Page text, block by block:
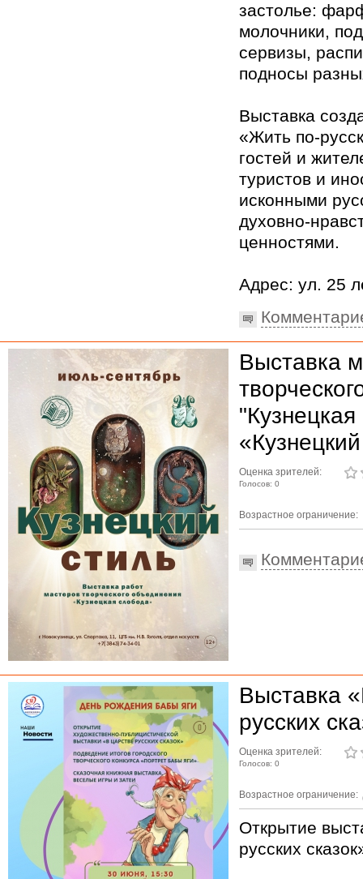
застолье:
молочники,
сервизы,
подносы
Выставка
«Жить по-
гостей и
туристов и
исконными
духовно-
ценностями.
Адрес: ул. 25
Выставка
Оценка зрителей:
Голосов: 0
Возрастное ограничение:
Выставка
русских
Оценка зрителей:
Голосов: 0
Возрастное ограничение:
Открытие
русских